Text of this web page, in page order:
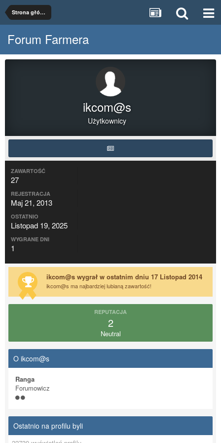
Strona główna
Forum Farmera
ikcom@s
Użytkownicy
ZAWARTOŚĆ
27
REJESTRACJA
Maj 21, 2013
OSTATNIO
Listopad 19, 2025
WYGRANE DNI
1
ikcom@s wygrał w ostatnim dniu 17 Listopad 2014
ikcom@s ma najbardziej lubianą zawartość!
REPUTACJA
2
Neutral
O ikcom@s
Ranga
Forumowicz
Ostatnio na profilu byli